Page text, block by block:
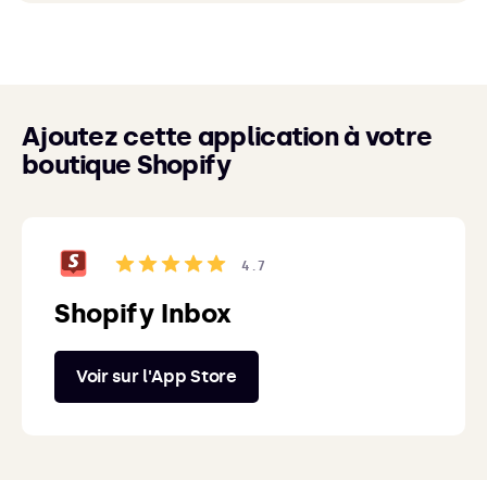
Ajoutez cette application à votre
boutique Shopify
4.7
Shopify Inbox
Voir sur l'App Store